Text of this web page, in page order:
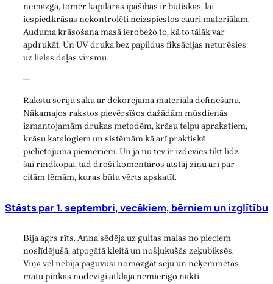
nemazgā, tomēr kapilārās īpašības ir būtiskas, lai
iespiedkrāsas nekontrolēti neizspiestos cauri materiālam.
Auduma krāsošana masā ierobežo to, kā to tālāk var
apdrukāt. Un UV druka bez papildus fiksācijas neturēsies
uz lielas daļas virsmu.
—
Rakstu sēriju sāku ar dekorējamā materiāla definēšanu.
Nākamajos rakstos pievērsīšos dažādām mūsdienās
izmantojamām drukas metodēm, krāsu telpu aprakstiem,
krāsu katalogiem un sistēmām kā arī praktiskā
pielietojuma piemēriem. Un ja nu tev ir izdevies tikt līdz
šai rindkopai, tad droši komentāros atstāj ziņu arī par
citām tēmām, kuras būtu vērts apskatīt.
Stāsts par 1. septembri, vecākiem, bērniem un izglītību
Bija agrs rīts. Anna sēdēja uz gultas malas no pleciem
noslīdējušā, atpogātā kleitā un nošļukušās zeķubiksēs.
Viņa vēl nebija paguvusi nomazgāt seju un neķemmētās
matu pinkas nodevīgi atklāja nemierīgo nakti.